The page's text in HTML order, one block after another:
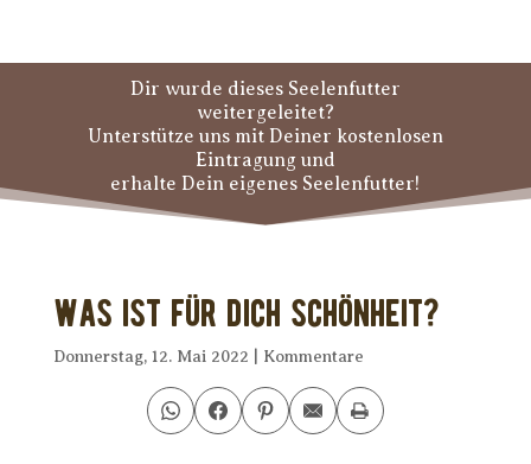
Dir wurde dieses Seelenfutter
weitergeleitet?
Unterstütze uns mit Deiner kostenlosen
Eintragung und
erhalte Dein eigenes Seelenfutter!
Was ist für Dich Schönheit?
Donnerstag, 12. Mai 2022 Kommentare